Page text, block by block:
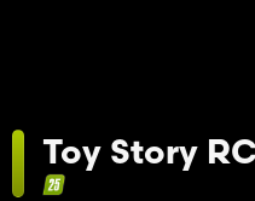
Toy Story